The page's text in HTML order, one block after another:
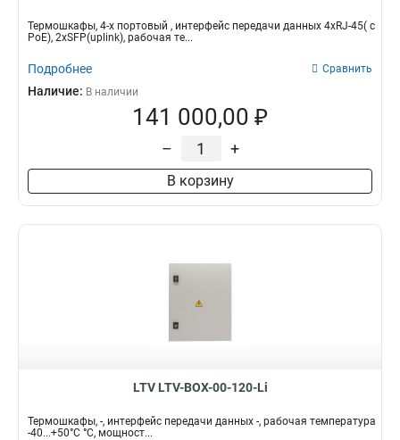
Термошкафы, 4-х портовый , интерфейс передачи данных 4xRJ-45( c
PoE), 2xSFP(uplink), рабочая те...
Подробнее Сравнить
Наличие: В наличии
141 000,00 ₽
– +
В корзину
LTV LTV-BOX-00-120-Li
Термошкафы, -, интерфейс передачи данных -, рабочая температура
-40...+50°C °C, мощност...